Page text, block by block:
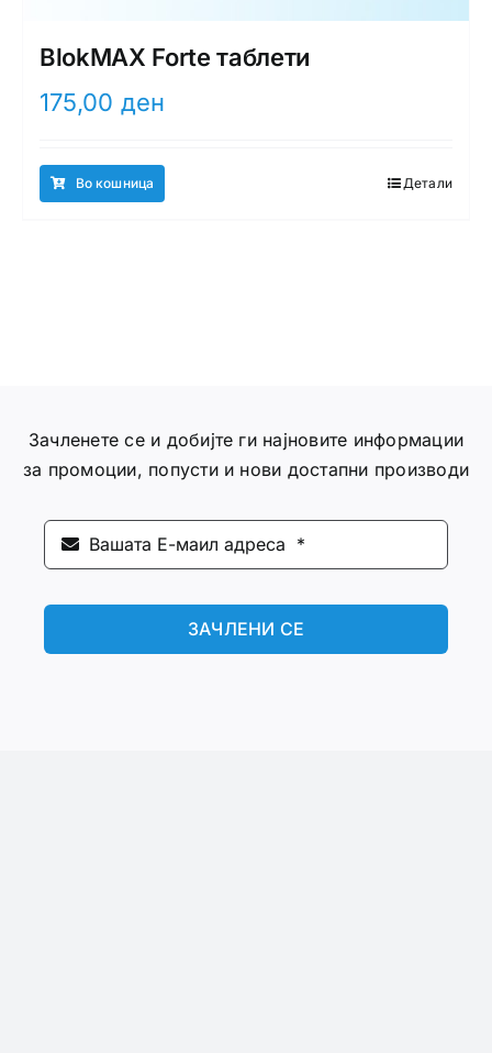
BlokMAX Forte таблети
175,00 ден
Во кошница Детали
Зачленете се и добијте ги најновите информации
за промоции, попусти и нови достапни производи
ЗАЧЛЕНИ СЕ